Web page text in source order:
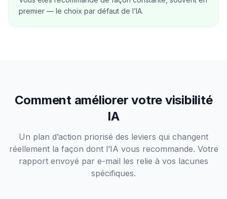
premier — le choix par défaut de l’IA.
Comment améliorer votre visibilité
IA
Un plan d’action priorisé des leviers qui changent
réellement la façon dont l’IA vous recommande. Votre
rapport envoyé par e-mail les relie à vos lacunes
spécifiques.